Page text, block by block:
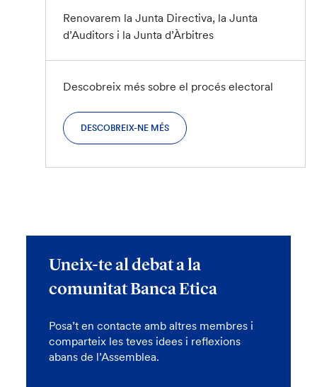
Renovarem la Junta Directiva, la Junta
d’Auditors i la Junta d’Àrbitres
Descobreix més sobre el procés electoral
DESCOBREIX-NE MÉS
Uneix-te al debat a la
comunitat Banca Etica
Posa’t en contacte amb altres membres i
comparteix les teves idees i reflexions
abans de l’Assemblea.